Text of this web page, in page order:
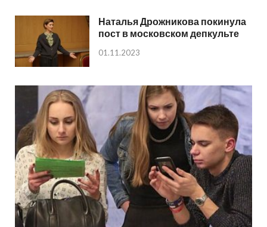
Наталья Дрожникова покинула
пост в московском депкульте
01.11.2023